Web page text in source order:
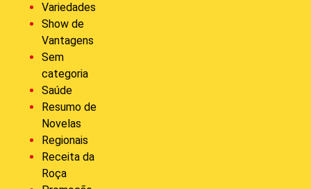
Variedades
Show de
Vantagens
Sem
categoria
Saúde
Resumo de
Novelas
Regionais
Receita da
Roça